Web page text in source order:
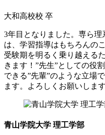
大和高校校 卒
3年目となりました。専ら
は、学習指導はもちろんの
受験期を明るく乗り越える
きます！”先生”としての役
できる”先輩”のような立場
ます。よろしくお願いします
青山学院大学 理工学部